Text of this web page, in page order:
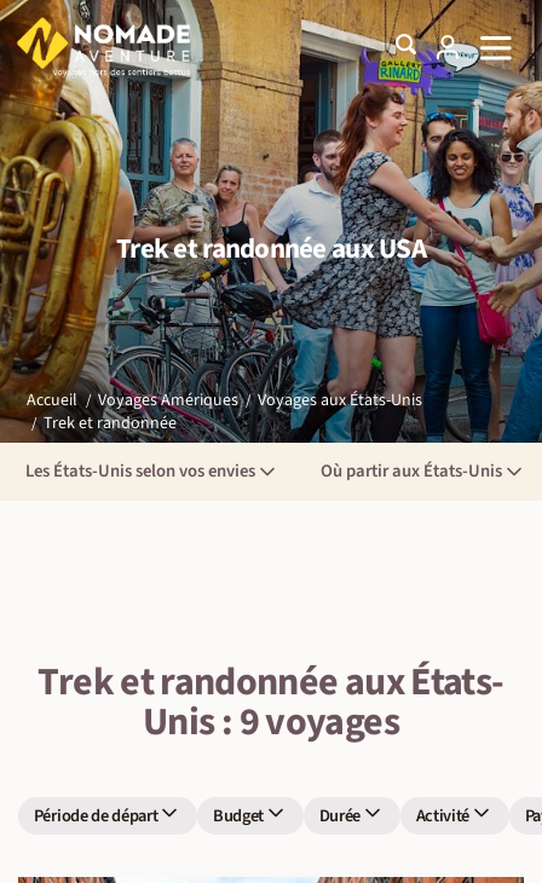
Trek et randonnée aux USA
Accueil Voyages Amériques
Voyages aux États-Unis
Trek et randonnée
Les États-Unis selon vos envies Où partir aux États-Unis
Trek et randonnée aux États-
Unis : 9 voyages
Période de départ Budget Durée Activité